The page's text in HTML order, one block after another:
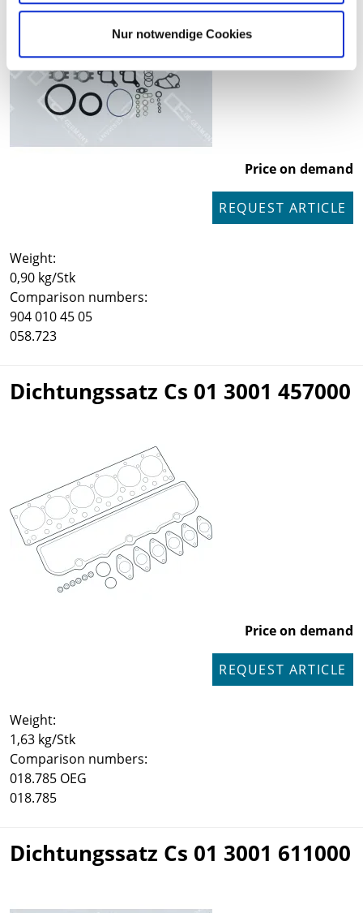
Nur notwendige Cookies
Price on demand
REQUEST ARTICLE
Weight:
0,90 kg/Stk
Comparison numbers:
904 010 45 05
058.723
Dichtungssatz Cs 01 3001 457000
Price on demand
REQUEST ARTICLE
Weight:
1,63 kg/Stk
Comparison numbers:
018.785 OEG
018.785
Dichtungssatz Cs 01 3001 611000